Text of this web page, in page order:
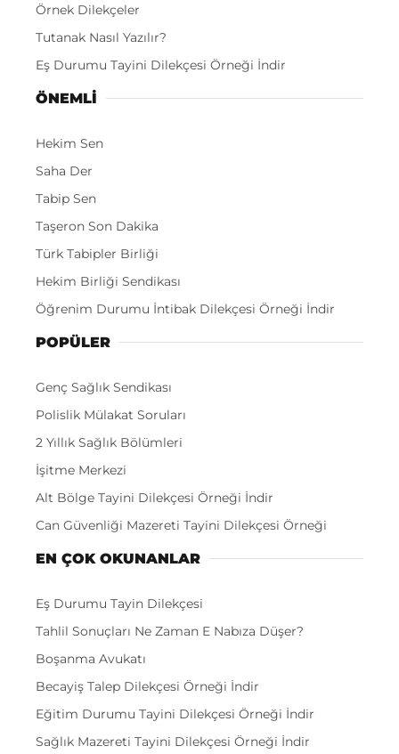
Örnek Dilekçeler
Tutanak Nasıl Yazılır?
Eş Durumu Tayini Dilekçesi Örneği İndir
ÖNEMLI
Hekim Sen
Saha Der
Tabip Sen
Taşeron Son Dakika
Türk Tabipler Birliği
Hekim Birliği Sendikası
Öğrenim Durumu İntibak Dilekçesi Örneği İndir
POPÜLER
Genç Sağlık Sendikası
Polislik Mülakat Soruları
2 Yıllık Sağlık Bölümleri
İşitme Merkezi
Alt Bölge Tayini Dilekçesi Örneği İndir
Can Güvenliği Mazereti Tayini Dilekçesi Örneği
EN ÇOK OKUNANLAR
Eş Durumu Tayin Dilekçesi
Tahlil Sonuçları Ne Zaman E Nabıza Düşer?
Boşanma Avukatı
Becayiş Talep Dilekçesi Örneği İndir
Eğitim Durumu Tayini Dilekçesi Örneği İndir
Sağlık Mazereti Tayini Dilekçesi Örneği İndir